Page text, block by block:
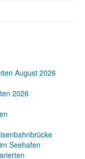
August 2026
2026
Seehafen